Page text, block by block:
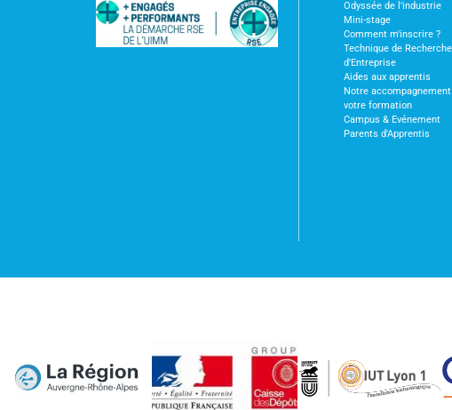
Odyssée de l'industrie
Mini-stage
Comment m'inscrire ?
Technique de Recherche
d'Entreprise
Aides aux apprentis
Notre
votre formation
Campus & Evénement
Parents d'Apprentis